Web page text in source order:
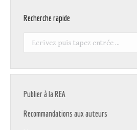
Recherche rapide
Recherche
Publier à la REA
Recommandations aux auteurs